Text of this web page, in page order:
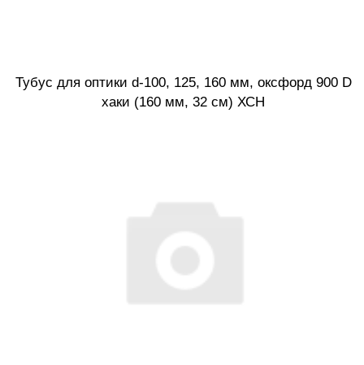
Тубус для оптики d-100, 125, 160 мм, оксфорд 900 D
хаки (160 мм, 32 см) ХСН